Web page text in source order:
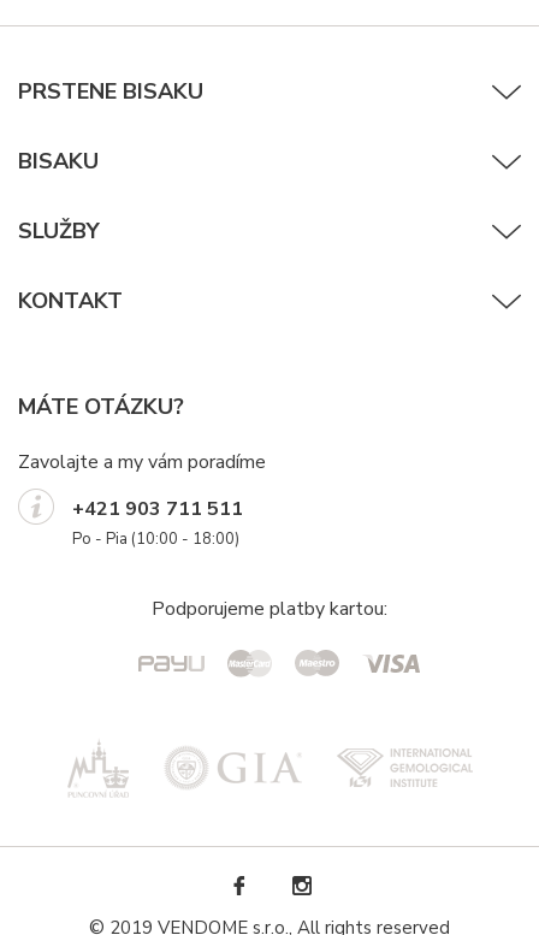
PRSTENE BISAKU
BISAKU
SLUŽBY
KONTAKT
MÁTE OTÁZKU?
Zavolajte a my vám poradíme
+421 903 711 511
Po - Pia (10:00 - 18:00)
Podporujeme platby kartou:
© 2019 VENDOME s.r.o., All rights reserved